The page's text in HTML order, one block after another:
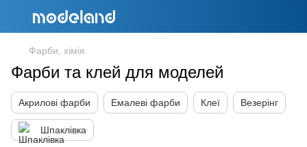
Фарби, хімія
Фарби та клей для моделей
Акрилові фарби Емалеві фарби Клеї Везерінг
Шпаклівка